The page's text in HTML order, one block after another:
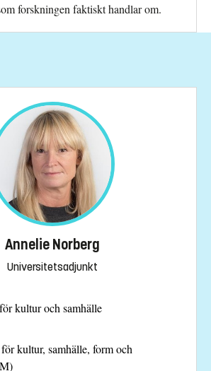
forskningen faktiskt handlar om.
Annelie Norberg
Universitetsadjunkt
kultur och samhälle
kultur, samhälle, form och